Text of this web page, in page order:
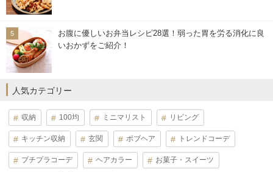
お腹に優しいお弁当レシピ28選！弱った胃を労る消化に良
いおかずをご紹介！
人気カテゴリー
収納 100均 ミニマリスト リビング
キッチン収納 玄関 ボブヘア トレンドコーデ
プチプラコーデ ヘアカラー お菓子・スイーツ